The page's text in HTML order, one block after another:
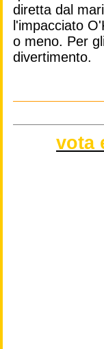
diretta dal
l'impacciato
o meno. Per
divertimento.
vota